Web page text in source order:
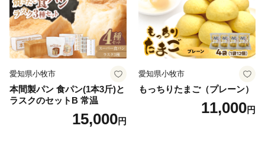
愛知県小牧市
本間製パン 食パン(1本3斤)と
ラスクのセットB 常温
15,000円
愛知県小牧市
もっちりたまご（プレーン）
11,000円